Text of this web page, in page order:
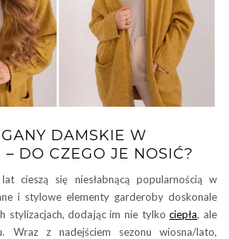
DAMSKIE W
– DO CZEGO JE NOSIĆ?
cieszą się niesłabnącą popularnością w
i stylowe elementy garderoby doskonale
stylizacjach, dodając im nie tylkociepła, ale
Wraz z nadejściem sezonu wiosna/lato,